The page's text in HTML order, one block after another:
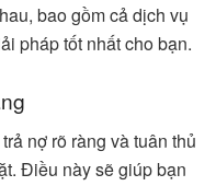
bao gồm cả dịch vụ
pháp tốt nhất cho bạn.
nợ rõ ràng và tuân thủ
Điều này sẽ giúp bạn